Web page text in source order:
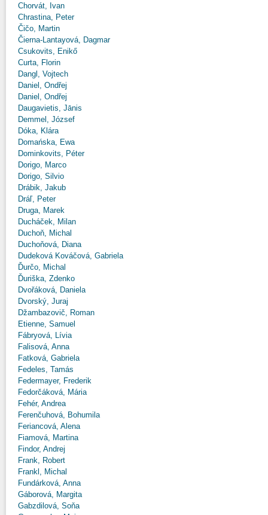
Chorvát, Ivan
Chrastina, Peter
Čičo, Martin
Čierna-Lantayová, Dagmar
Csukovits, Enikő
Curta, Florin
Dangl, Vojtech
Daniel, Ondřej
Daniel, Ondřej
Daugavietis, Jānis
Demmel, József
Dóka, Klára
Domańska, Ewa
Dominkovits, Péter
Dorigo, Marco
Dorigo, Silvio
Drábik, Jakub
Dráľ, Peter
Druga, Marek
Ducháček, Milan
Duchoň, Michal
Duchoňová, Diana
Dudeková Kováčová, Gabriela
Ďurčo, Michal
Ďuriška, Zdenko
Dvořáková, Daniela
Dvorský, Juraj
Džambazovič, Roman
Etienne, Samuel
Fábryová, Lívia
Falisová, Anna
Fatková, Gabriela
Fedeles, Tamás
Federmayer, Frederik
Fedorčáková, Mária
Fehér, Andrea
Ferenčuhová, Bohumila
Feriancová, Alena
Fiamová, Martina
Findor, Andrej
Frank, Robert
Frankl, Michal
Fundárková, Anna
Gáborová, Margita
Gabzdilová, Soňa